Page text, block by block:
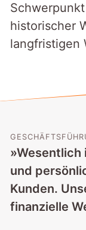
historischer
langfristigen
»Wesentlich
und
Kunden.
finanzielle